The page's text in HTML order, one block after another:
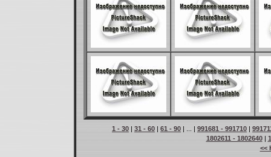
1 - 30 | 31 - 60 | 61 - 90 | ... | 991681 - 991710 |
1802611 - 1802640|
<<